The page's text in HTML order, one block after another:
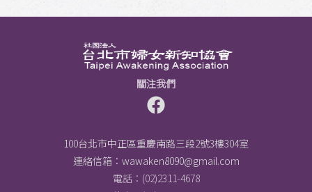
關注我們
100台北市中正區重慶南路三段2號3樓304室
連絡信箱： wawaken8090@gmail.com
電話：(02)2311-4678